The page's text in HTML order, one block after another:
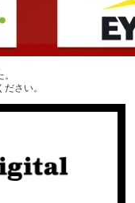
さい。